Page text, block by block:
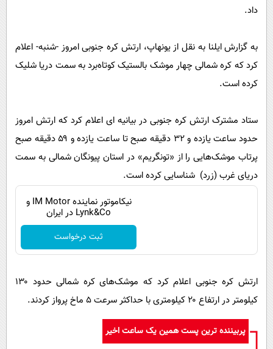
گوناگون
سلامت
فرهنگی
بین الملل
اجتماعی
حیات وحش
آشپزی
داد.
به گزارش ایلنا به نقل از یونهاپ، ارتش کره جنوبی امروز -‌شنبه- اعلام
کرد که کره شمالی چهار موشک بالستیک کوتاه‌برد به سمت دریا شلیک
کرده است.
ستاد مشترک ارتش کره جنوبی در بیانیه ای اعلام کرد که ارتش امروز
حدود ساعت یازده و ۳۲ دقیقه صبح تا ساعت یازده و ۵۹ دقیقه صبح
پرتاب موشک‌هایی را از «تونگریم» در استان پیونگان شمالی به سمت
دریای غرب (زرد) شناسایی کرده است.
نیکاموتور نماینده IM Motor و
Lynk&Co در ایران
ثبت درخواست
ارتش کره جنوبی اعلام کرد که موشک‌های کره شمالی حدود ۱۳۰
کیلومتر در ارتفاع ۲۰ کیلومتری با حداکثر سرعت ۵ ماخ پرواز کردند.
پربیننده ترین پست همین یک ساعت اخیر